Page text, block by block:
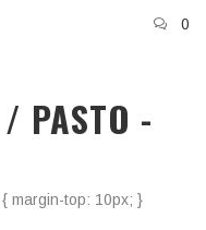
0
PASTO -
margin-top: 10px; }